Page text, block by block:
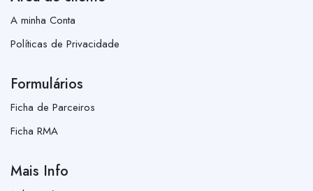
A minha Conta
Políticas de Privacidade
Formulários
Ficha de Parceiros
Ficha RMA
Mais Info